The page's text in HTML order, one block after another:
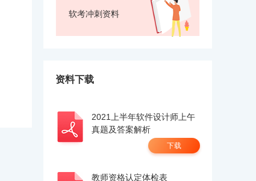
软考冲刺资料
资料下载
2021上半年软件设计师上午
真题及答案解析
下载
教师资格认定体检表